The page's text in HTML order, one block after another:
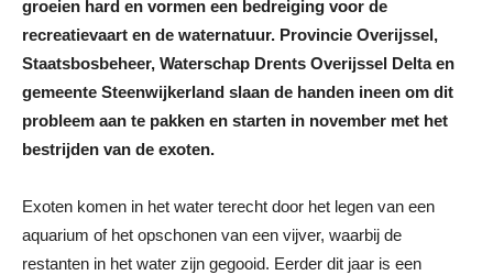
groeien hard en vormen een bedreiging voor de
recreatievaart en de waternatuur. Provincie Overijssel,
Staatsbosbeheer, Waterschap Drents Overijssel Delta en
gemeente Steenwijkerland slaan de handen ineen om dit
probleem aan te pakken en starten in november met het
bestrijden van de exoten.
Exoten komen in het water terecht door het legen van een
aquarium of het opschonen van een vijver, waarbij de
restanten in het water zijn gegooid. Eerder dit jaar is een